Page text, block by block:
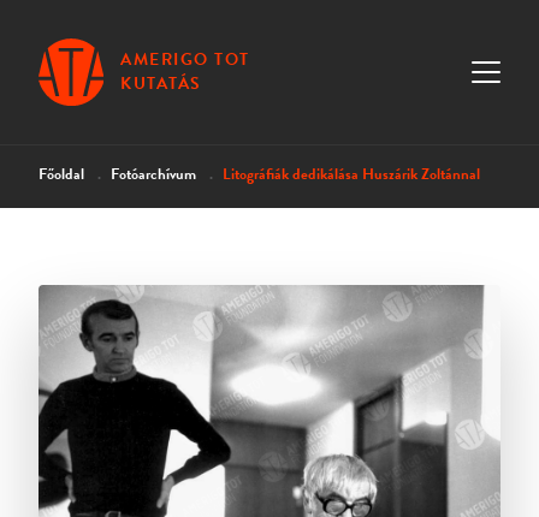
AMERIGO TOT
KUTATÁS
Főoldal Fotóarchívum Litográfiák dedikálása Huszárik Zoltánnal